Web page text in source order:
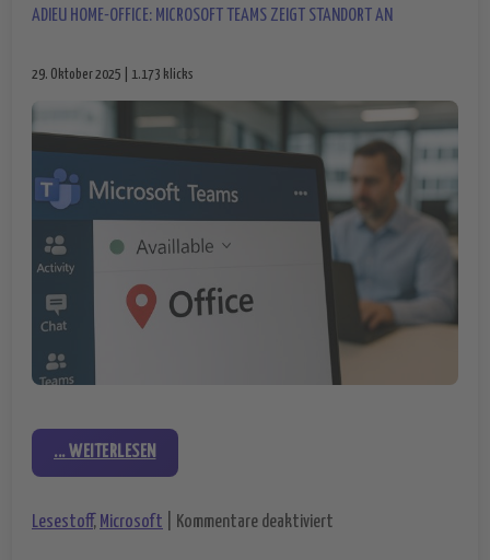
ADIEU HOME-OFFICE: MICROSOFT TEAMS ZEIGT STANDORT AN
29. Oktober 2025 | 1.173 klicks
... WEITERLESEN
Lesestoff, Microsoft Kommentare deaktiviert